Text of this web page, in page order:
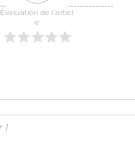
Évaluation de l'articl
e